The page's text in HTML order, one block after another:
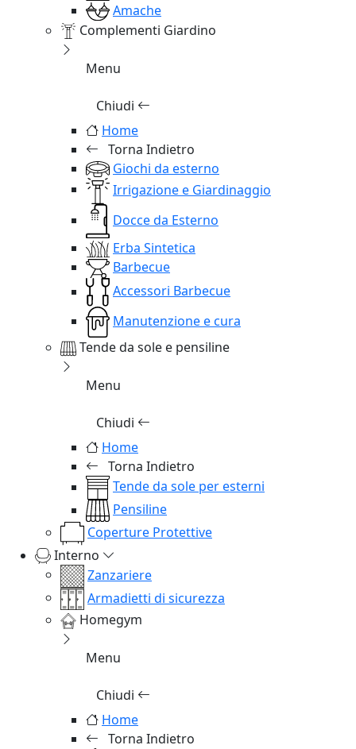
Amache
Complementi Giardino
Menu
Chiudi
Home
Torna Indietro
Giochi da esterno
Irrigazione e Giardinaggio
Docce da Esterno
Erba Sintetica
Barbecue
Accessori Barbecue
Manutenzione e cura
Tende da sole e pensiline
Menu
Chiudi
Home
Torna Indietro
Tende da sole per esterni
Pensiline
Coperture Protettive
Interno
Zanzariere
Armadietti di sicurezza
Homegym
Menu
Chiudi
Home
Torna Indietro